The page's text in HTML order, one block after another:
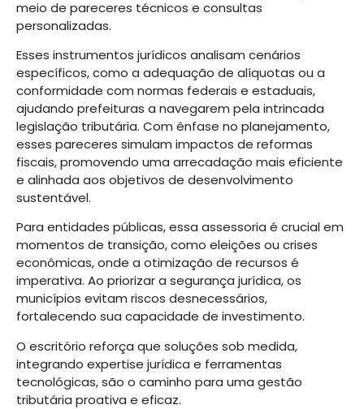
meio de pareceres técnicos e consultas
personalizadas.
Esses instrumentos jurídicos analisam cenários
específicos, como a adequação de alíquotas ou a
conformidade com normas federais e estaduais,
ajudando prefeituras a navegarem pela intrincada
legislação tributária. Com ênfase no planejamento,
esses pareceres simulam impactos de reformas
fiscais, promovendo uma arrecadação mais eficiente
e alinhada aos objetivos de desenvolvimento
sustentável.
Para entidades públicas, essa assessoria é crucial em
momentos de transição, como eleições ou crises
econômicas, onde a otimização de recursos é
imperativa. Ao priorizar a segurança jurídica, os
municípios evitam riscos desnecessários,
fortalecendo sua capacidade de investimento.
O escritório reforça que soluções sob medida,
integrando expertise jurídica e ferramentas
tecnológicas, são o caminho para uma gestão
tributária proativa e eficaz.